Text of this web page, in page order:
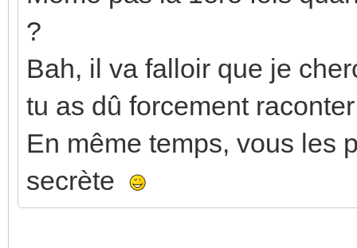
?
Bah, il va falloir que je
tu as dû forcement
En même temps, vous les
secrète